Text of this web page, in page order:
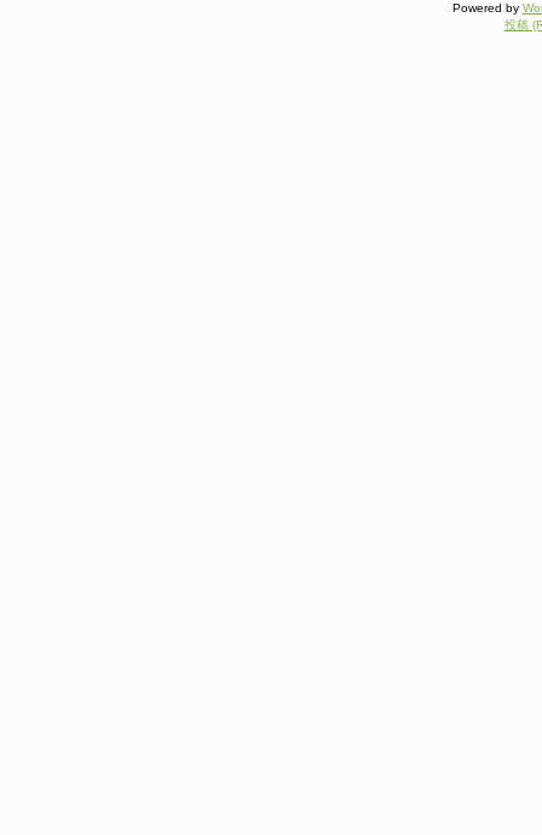
Powered by
投稿